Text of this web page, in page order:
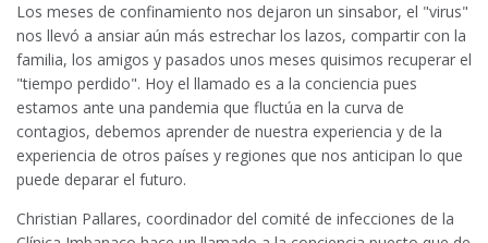
Los meses de confinamiento nos dejaron un sinsabor, el "virus"
nos llevó a ansiar aún más estrechar los lazos, compartir con la
familia, los amigos y pasados unos meses quisimos recuperar el
"tiempo perdido". Hoy el llamado es a la conciencia pues
estamos ante una pandemia que fluctúa en la curva de
contagios, debemos aprender de nuestra experiencia y de la
experiencia de otros países y regiones que nos anticipan lo que
puede deparar el futuro.
Christian Pallares, coordinador del comité de infecciones de la